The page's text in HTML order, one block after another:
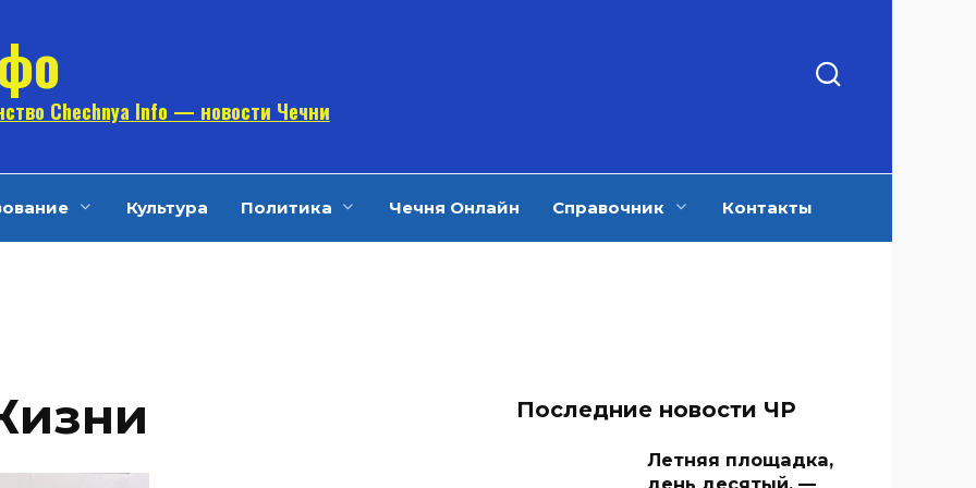
Chechnya Info — новости Чечни
Культура Политика Чечня Онлайн Справочник Контакты
Последние новости ЧР
Летняя площадка,
день десятый. —